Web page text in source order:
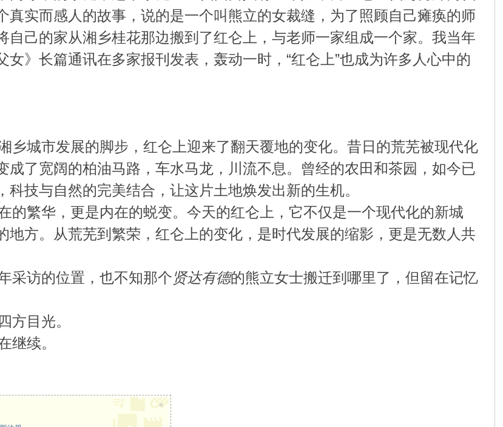
真实而感人的故事，说的是一个叫熊立的女裁缝，为了照顾自己瘫痪的师
自己的家从湘乡桂花那边搬到了红仑上，与老师一家组成一个家。我当年
女》长篇通讯在多家报刊发表，轰动一时，“红仑上”也成为许多人心中的
乡城市发展的脚步，红仑上迎来了翻天覆地的变化。昔日的荒芜被现代化
成了宽阔的柏油马路，车水马龙，川流不息。曾经的农田和茶园，如今已
技与自然的完美结合，让这片土地焕发出新的生机。
的繁华，更是内在的蜕变。今天的红仑上，它不仅是一个现代化的新城
地方。从荒芜到繁荣，红仑上的变化，是时代发展的缩影，更是无数人共
采访的位置，也不知那个贤达有德的熊立女士搬迁到哪里了，但留在记忆
方目光。
继续。
×